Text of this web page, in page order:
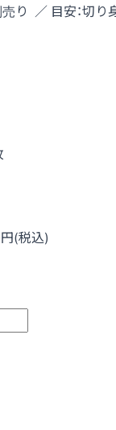
り ／ 目安：切り
円(税込)